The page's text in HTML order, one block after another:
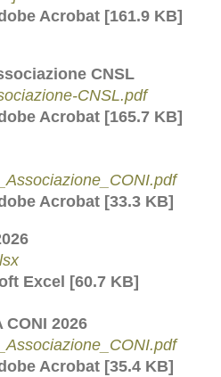
Acrobat [161.9 KB]
CNSL
CNSL.pdf
Acrobat [165.7 KB]
Acrobat [33.3 KB]
Excel [60.7 KB]
CONI 2026
Acrobat [35.4 KB]